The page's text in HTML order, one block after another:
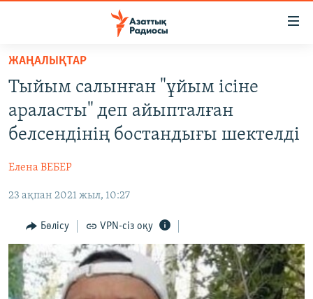
Skip
main
content
Skip
main
Skip
Search
AZATTYQTV
АДАМ ҚҰҚЫҚТАРЫ
ӘЛЕУМЕТ
ӘЛЕМ
АРНАЙЫ ЖОБАЛАР
Русский
ЖАҢАЛЫҚТАР
Тыйым салынған "ұйым ісіне
араласты" деп айыпталған
белсендінің бостандығы шектелді
Елена ВЕБЕР
23 ақпан 2021 жыл, 10:27
Бөлісу VPN-сіз оқу